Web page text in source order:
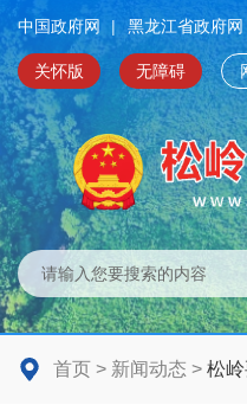
中国政府网 | 黑龙江省政府网
关怀版 无障碍
首页 > 新闻动态 > 松